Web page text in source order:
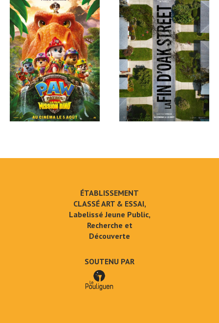
ÉTABLISSEMENT
CLASSÉ ART & ESSAI,
Labelissé Jeune Public,
Recherche et
Découverte
SOUTENU PAR